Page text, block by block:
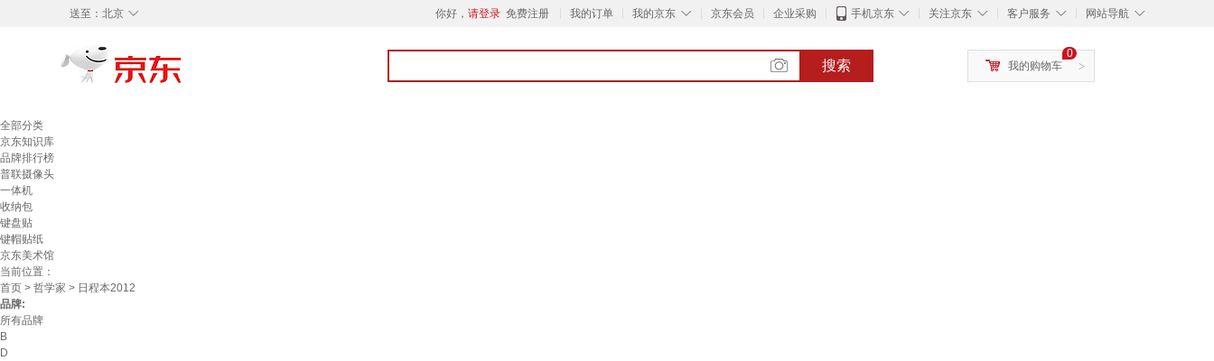
◇
送至： 北京 你好， 请登录 免费注册 我的订单 ◇
我的京东 京东会员 企业采购 ◇
手机京东 ◇
关注京东 ◇
客户服务 ◇
网站导航
搜索 >
0
我的购物车
全部分类
京东知识库
品牌排行榜
普联摄像头
一体机
收纳包
键盘贴
键帽贴纸
京东美术馆
当前位置：
首页 > 哲学家 > 日程本2012
品牌:
所有品牌
B
D